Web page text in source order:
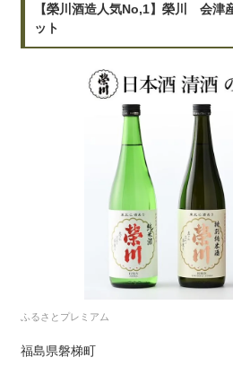
【榮川酒造人気No,1】榮川 会
ット
ふるさとプレミアム
福島県磐梯町